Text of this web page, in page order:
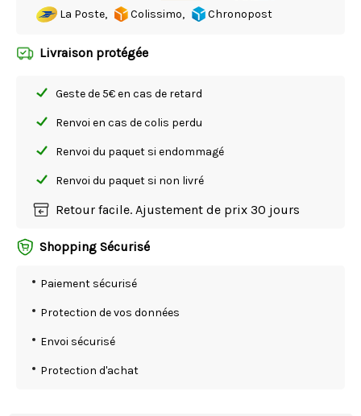
La Poste,
Colissimo, Chronopost
Livraison protégée
Geste de 5€ en cas de retard
Renvoi en cas de colis perdu
Renvoi du paquet si endommagé
Renvoi du paquet si non livré
Retour facile. Ajustement de prix 30 jours
Shopping Sécurisé
Paiement sécurisé
Protection de vos données
Envoi sécurisé
Protection d'achat